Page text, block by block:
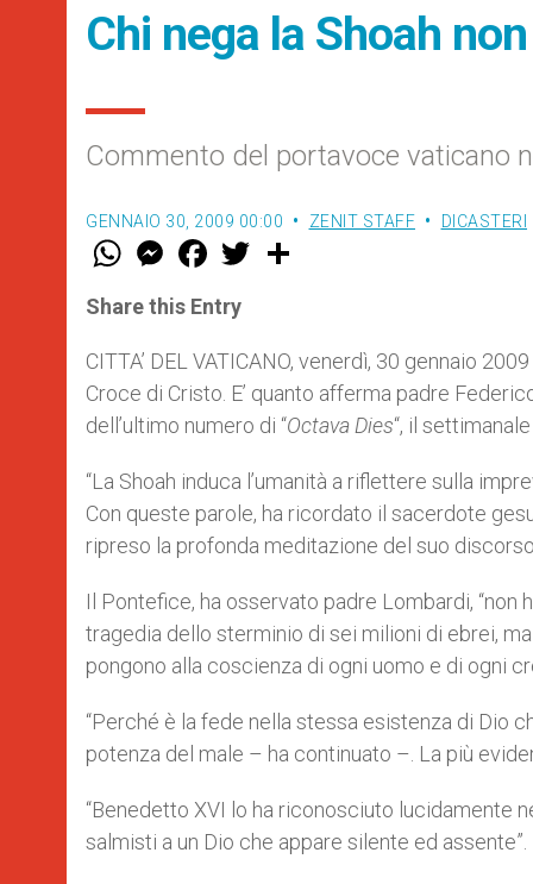
Chi nega la Shoah
Commento del portavoce vaticano
GENNAIO 30, 2009 00:00 ZENIT STAFF DICASTERI
W
t
s
p
p
M
e
s
e
g
e
r
F
a
e
b
o
k
w
r
Share this Entry
CITTA’ DEL VATICANO, venerdì, 30 gennaio
Croce di Cristo. E’ quanto afferma padre
dell’ultimo numero di “Octava Dies“, il
“La Shoah induca l’umanità a riflettere sulla
Con queste parole, ha ricordato il sacerdote
ripreso la profonda meditazione del suo
Il Pontefice, ha osservato padre Lombardi,
tragedia dello sterminio di sei milioni di ebrei,
pongono alla coscienza di ogni uomo e di ogni
“Perché è la fede nella stessa esistenza di Dio
potenza del male – ha continuato –. La più
“Benedetto XVI lo ha riconosciuto lucidamente
salmisti a un Dio che appare silente ed assente”.